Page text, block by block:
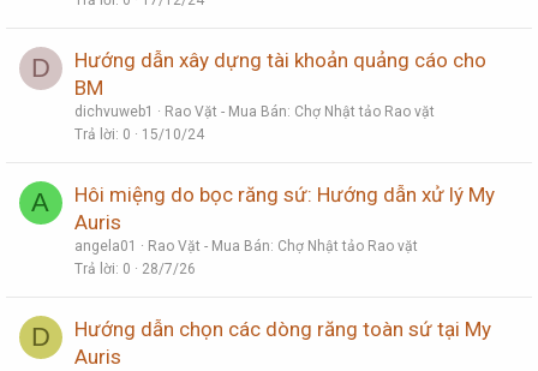
D
Hướng dẫn xây dựng tài khoản quảng cáo cho
BM
dichvuweb1
Rao Vặt - Mua Bán: Chợ Nhật tảo Rao vặt
Trả lời 0 15/10/24
A
Hôi miệng do bọc răng sứ: Hướng dẫn xử lý My
Auris
angela01
Rao Vặt - Mua Bán: Chợ Nhật tảo Rao vặt
Trả lời 0 28/7/26
D
Hướng dẫn chọn các dòng răng toàn sứ tại My
Auris